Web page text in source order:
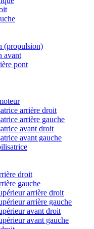
(propulsion)
avant
pont
arrière droit
arrière gauche
avant droit
avant gauche
droit
gauche
arrière droit
arrière gauche
avant droit
avant gauche